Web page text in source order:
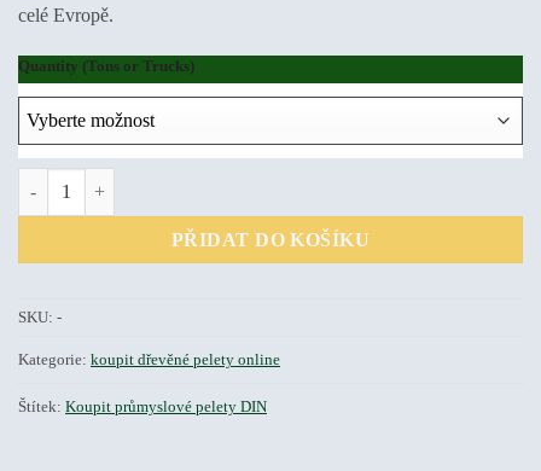
celé Evropě.
Quantity (Tons or Trucks)
PŘIDAT DO KOŠÍKU
SKU: -
Kategorie: koupit dřevěné pelety online
Štítek: Koupit průmyslové pelety DIN